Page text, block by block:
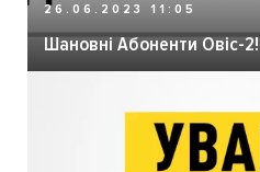
26.06.2023 11:05
Шановні Абоненти Овіс-2!